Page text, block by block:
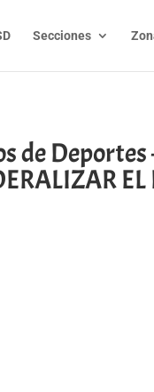
Secciones
de Deportes